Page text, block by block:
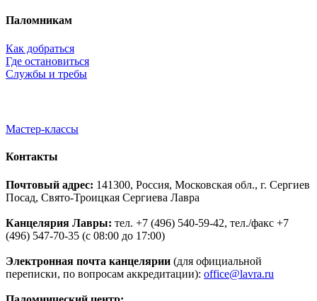
Паломникам
Как добраться
Где остановиться
Службы и требы
Мастер-классы
Контакты
Почтовый адрес: 141300, Россия, Московская обл., г. Сергиев
Посад, Свято-Троицкая Сергиева Лавра
Канцелярия Лавры: тел. +7 (496) 540-59-42, тел./факс +7
(496) 547-70-35 (с 08:00 до 17:00)
Электронная почта канцелярии (для официальной
переписки, по вопросам аккредитации): office@lavra.ru